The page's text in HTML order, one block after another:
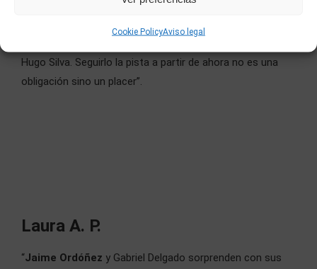
Cookie PolicyAviso legal
descubrimientos de esta película. Personaje
Hugo Silva. Seguirlo la pista a partir de ahora no es una
obligación sino un placer”.
Laura A. P.
“Jaime Ordóñez y Gabriel Delgado sorprenden con sus